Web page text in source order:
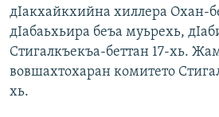
дIакхайкхийна хиллера Охан-
дIабаьхьира беъа муьрехь,
Стигалкъекъа-беттан 17-хь.
вовшахтохаран комитето
хь.